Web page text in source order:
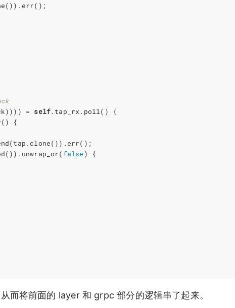
()).err();
)))) = self. tap_rx . poll ()
{
()
{
(tap . clone()).err();
()). unwrap_or( false )
{
将前面的 layer 和 grpc 部分的逻辑串了起来。